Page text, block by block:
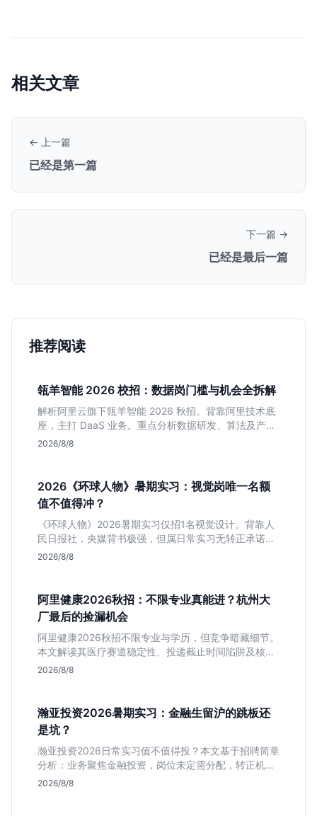
相关文章
← 上一篇
已经是第一篇
下一篇 →
已经是最后一篇
推荐阅读
瓴羊智能 2026 校招：数据岗门槛与机会全拆解
解析阿里云旗下瓴羊智能 2026 秋招。背靠阿里技术底
座，主打 DaaS 业务。重点分析数据研发、算法及产品
岗的硬性要求，评估 B 端数据路线的成长曲线与抗压挑
2026/8/8
2026《环球人物》暑期实习：视觉岗唯一名额
值不值得冲？
《环球人物》2026暑期实习仅招1名视觉设计。背靠人
民日报社，央媒背书极强，但属日常实习无转正承诺。
适合追求高含金量简历、能接受严谨流程的设计生，想
2026/8/8
阿里健康2026秋招：不限专业真能进？杭州大
厂最后的捡漏机会
阿里健康2026秋招不限专业与学历，但竞争暗藏细节。
本文解读其医疗赛道稳定性、投递截止时间陷阱及核心
岗位面试节奏，帮应届生判断是否值得投入。
2026/8/8
瀚亚投资2026暑期实习：金融生留沪的跳板还
是坑？
瀚亚投资2026日常实习值不值得投？本文基于招聘简章
分析：业务聚焦金融投资，岗位未定需分配，转正机会
不明确。适合急需上海高含金量实习证明、想接触真实
2026/8/8